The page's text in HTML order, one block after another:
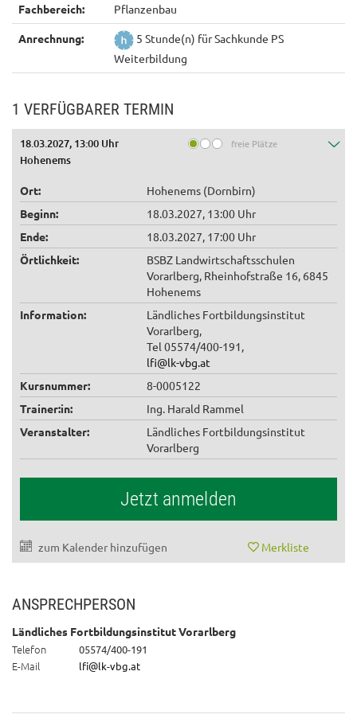
Fachbereich: Pflanzenbau
Anrechnung:
5 Stunde(n) für Sachkunde PS
Weiterbildung
1 VERFÜGBARER TERMIN
18.03.2027, 13:00 Uhr freie Plätze
Hohenems
Ort:
Hohenems (Dornbirn)
Beginn:
18.03.2027, 13:00 Uhr
Ende:
18.03.2027, 17:00 Uhr
Örtlichkeit:
BSBZ Landwirtschaftsschulen
Vorarlberg, Rheinhofstraße 16, 6845
Hohenems
Information:
Ländliches Fortbildungsinstitut
Vorarlberg,
Tel 05574/400-191,
lfi@lk-vbg.at
Kursnummer:
8-0005122
Trainer:in:
Ing. Harald Rammel
Veranstalter:
Ländliches Fortbildungsinstitut
Vorarlberg
Jetzt anmelden
zum Kalender hinzufügen Merkliste
ANSPRECHPERSON
Ländliches Fortbildungsinstitut Vorarlberg
Telefon 05574/400-191
E-Mail lfi@lk-vbg.at